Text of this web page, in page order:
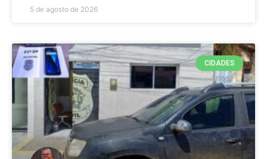
5 de agosto de 2026
CIDADES